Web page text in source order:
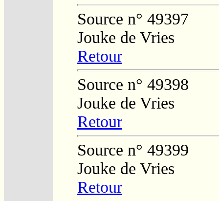
Source n° 49397
Jouke de Vries
Retour
Source n° 49398
Jouke de Vries
Retour
Source n° 49399
Jouke de Vries
Retour